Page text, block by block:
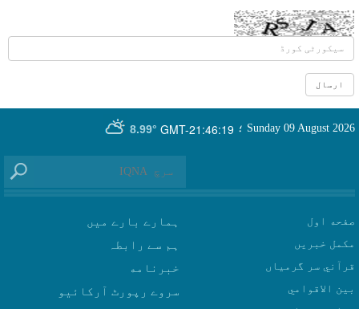
GMT-21:46:19
8.99° Sunday 09 August 2026 ؛
صفحه اول
مکمل خبریں
قرآني سر گرمياں
بين الاقوامي
ہمارے بارے میں
ہم سے رابطہ
سروے رپورٹ آرکائیو